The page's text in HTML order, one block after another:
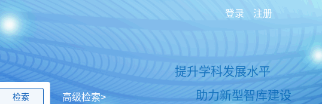
检索 高级检索>
提升学科发展水平
助力新型智库建设
登录 注册